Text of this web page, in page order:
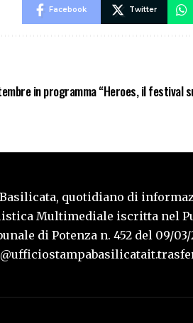
Facebook Twitter
in programma “Heroes, il festival
quotidiano di
Multimediale iscritta nel
di Potenza n. 452 del 09/03/